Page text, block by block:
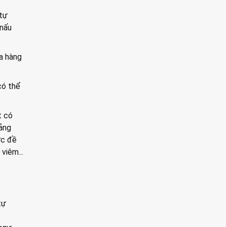
hàng
thể
có
đề